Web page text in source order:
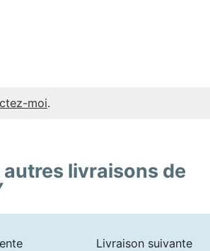
moi.
livraisons de
Livraison suivante